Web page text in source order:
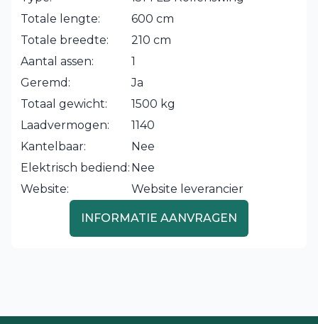
Totale lengte:
600 cm
Totale breedte:
210 cm
Aantal assen:
1
Geremd:
Ja
Totaal gewicht:
1500 kg
Laadvermogen:
1140
Kantelbaar:
Nee
Elektrisch bediend: Nee
Website:
Website leverancier
INFORMATIE AANVRAGEN